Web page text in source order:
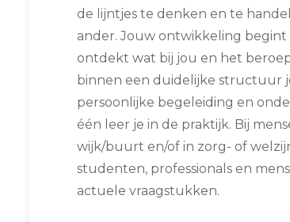
de lijntjes te denken en te
ander. Jouw ontwikkeling
ontdekt wat bij jou en het
binnen een duidelijke structuur
persoonlijke begeleiding en
één leer je in de praktijk. Bij
wijk/buurt en/of in zorg- of
studenten, professionals en
actuele vraagstukken.